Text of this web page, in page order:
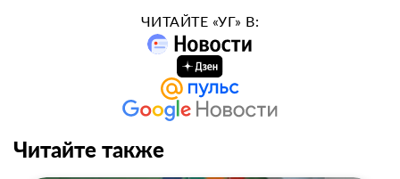
ЧИТАЙТЕ «УГ» В:
Читайте также